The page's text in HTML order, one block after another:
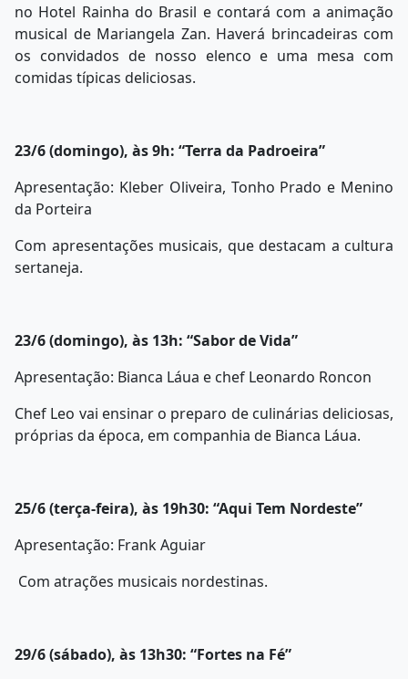
no Hotel Rainha do Brasil e contará com a animação
musical de Mariangela Zan. Haverá brincadeiras com
os convidados de nosso elenco e uma mesa com
comidas típicas deliciosas.
23/6 (domingo), às 9h: “Terra da Padroeira”
Apresentação: Kleber Oliveira, Tonho Prado e Menino
da Porteira
Com apresentações musicais, que destacam a cultura
sertaneja.
23/6 (domingo), às 13h: “Sabor de Vida”
Apresentação: Bianca Láua e chef Leonardo Roncon
Chef Leo vai ensinar o preparo de culinárias deliciosas,
próprias da época, em companhia de Bianca Láua.
25/6 (terça-feira), às 19h30: “Aqui Tem Nordeste”
Apresentação: Frank Aguiar
Com atrações musicais nordestinas.
29/6 (sábado), às 13h30: “Fortes na Fé”